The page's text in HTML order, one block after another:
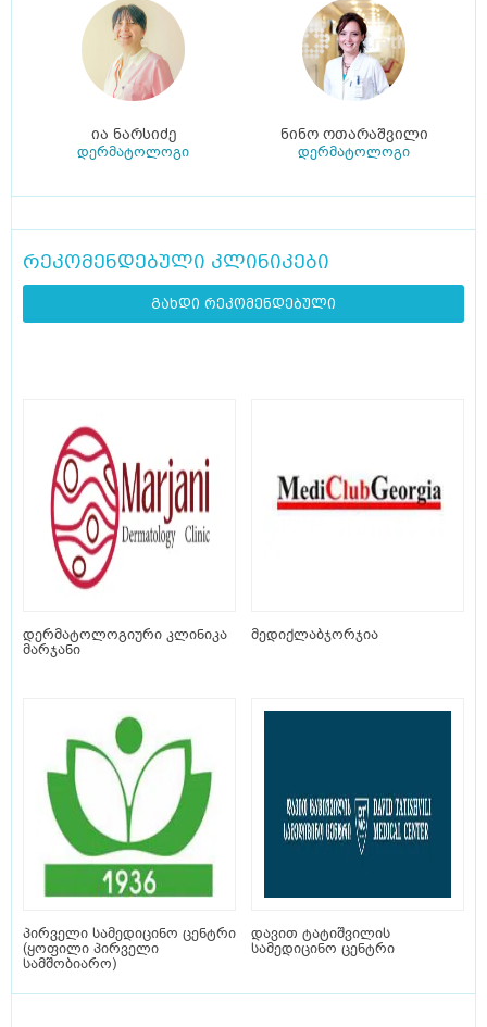
ია ნარსიძე
დერმატოლოგი
ნინო ოთარაშვილი
დერმატოლოგი
რეკომენდებული კლინიკები
გახდი რეკომენდებული
დერმატოლოგიური კლინიკა
მარჯანი
მედიქლაბჯორჯია
პირველი სამედიცინო ცენტრი
(ყოფილი პირველი
სამშობიარო)
დავით ტატიშვილის
სამედიცინო ცენტრი